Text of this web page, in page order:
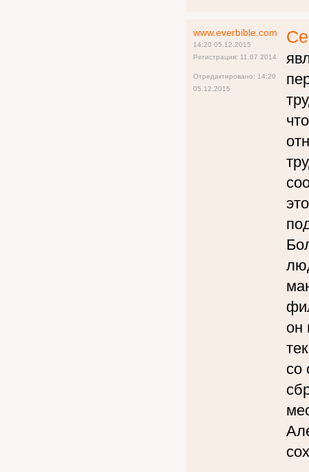
www.everbible.com
14:20 05.12.2015
Регистрация: 11.07.2014
Отредактировано: 14:20
05.12.2015
он
со